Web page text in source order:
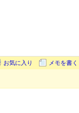
お気に入り メモを書く